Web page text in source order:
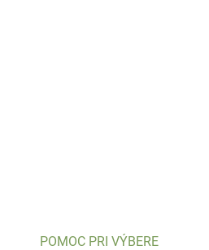
POMOC PRI VÝBERE